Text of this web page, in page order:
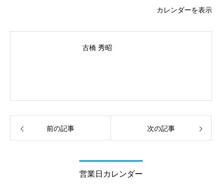
る間に快適に。大学病院レ
ベルの検査を、古橋医院で
カレンダーを表示
古橋 秀昭
前の記事 次の記事
営業日カレンダー